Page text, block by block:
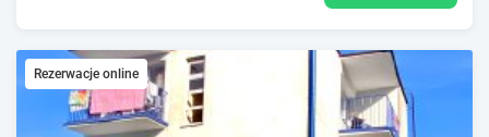
Rezerwacje online